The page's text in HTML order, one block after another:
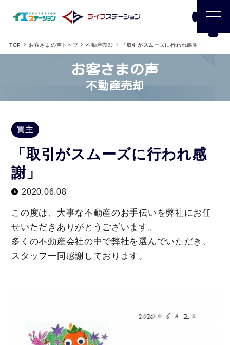
TOP お客さまの声トップ 不動産売却 「取引がスムーズに行われ感謝」
お客さまの声
不動産売却
買主
「取引がスムーズに行われ感
謝」
2020.06.08
この度は、大事な不動産のお手伝いを弊社にお任
せいただきありがとうございます。
多くの不動産会社の中で弊社を選んでいただき、
スタッフ一同感謝しております。